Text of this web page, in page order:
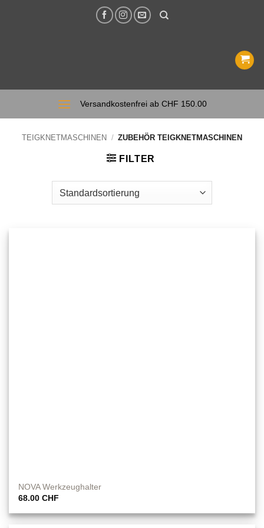
Versandkostenfrei ab CHF 150.00
TEIGKNETMASCHINEN / ZUBEHÖR TEIGKNETMASCHINEN
FILTER
NOVA Werkzeughalter
68.00CHF